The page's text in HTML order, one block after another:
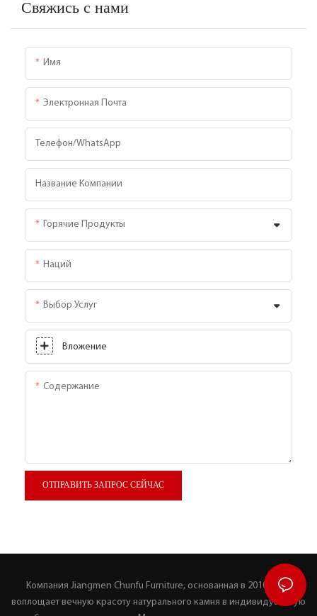
Свяжись с нами
Имя
Электронная Почта
Телефон/WhatsApp
Название Компании
Горячие Продукты
Наций
Выбор Услуг
Вложение
Содержание
ОТПРАВИТЬ ЗАПРОС СЕЙЧАС
Компания Jiangmen Chunfu Furniture, основанная в 2010 году,
воплощает вечную красоту натурального камня в индивидуальную